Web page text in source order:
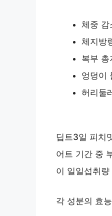
체중 감
체지방
복부 총
엉덩이
허리둘
딥트3일 피치
어트 기간 중
이 일일섭취
각 성분의 효